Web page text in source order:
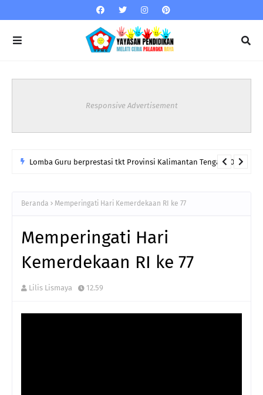
Responsive Advertisement
Lomba Guru berprestasi tkt Provinsi Kalimantan Tengah 2023
Beranda Memperingati Hari Kemerdekaan RI ke 77
Memperingati Hari
Kemerdekaan RI ke 77
Lilis Lismaya 12.59